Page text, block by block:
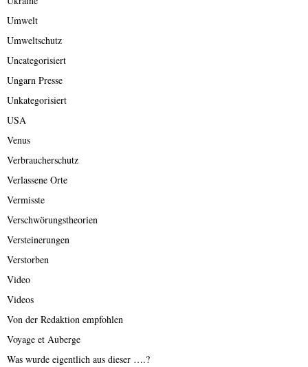
Umwelt
Umweltschutz
Uncategorisiert
Ungarn Presse
Unkategorisiert
USA
Venus
Verbraucherschutz
Verlassene Orte
Vermisste
Verschwörungstheorien
Versteinerungen
Verstorben
Video
Videos
Von der Redaktion empfohlen
Voyage et Auberge
Was wurde eigentlich aus dieser ….?